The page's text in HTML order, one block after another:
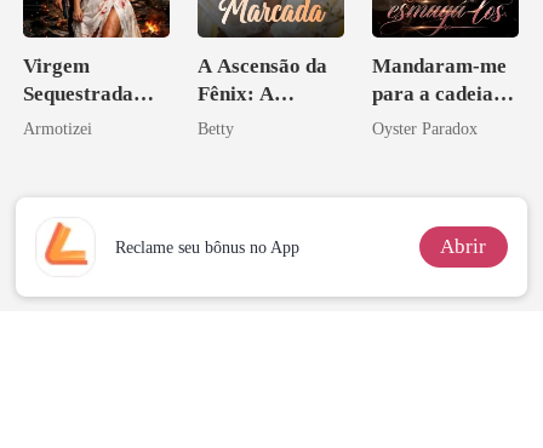
Virgem
Sequestrada
pelo Mafioso
DE SANGUE
Armotizei
A Ascensão da
Fênix: A
Vingança da
Betty
Mandaram-me
para a cadeia?
Agora me
Oyster Paradox
Reclame seu bônus no App Abrir